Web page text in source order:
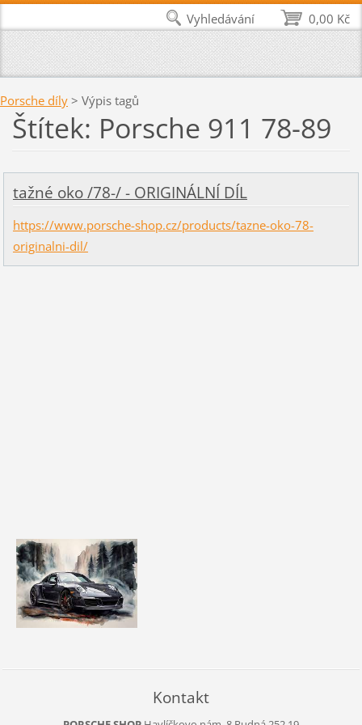
Porsche díly > Výpis tagů
Štítek: Porsche 911 78-89
tažné oko /78-/ - ORIGINÁLNÍ DÍL
https://www.porsche-shop.cz/products/tazne-oko-78-
originalni-dil/
Kontakt
0,00 Kč
Vyhledávání